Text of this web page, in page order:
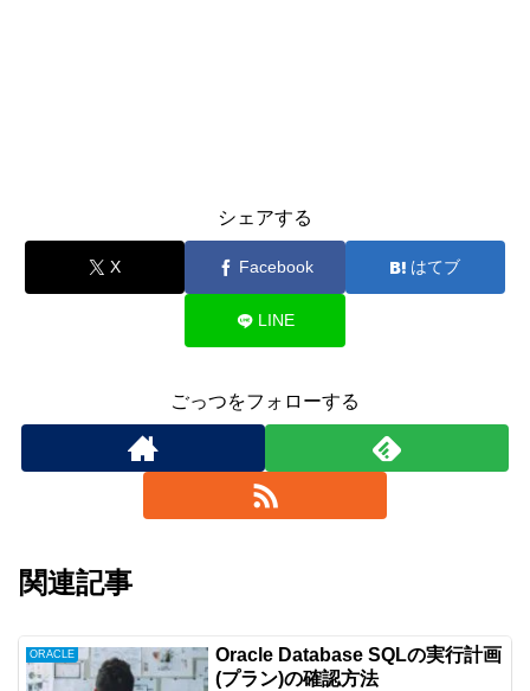
シェアする
X Facebook はてブ
LINE
ごっつをフォローする
関連記事
ORACLE
Oracle Database SQLの実行計画
(プラン)の確認方法